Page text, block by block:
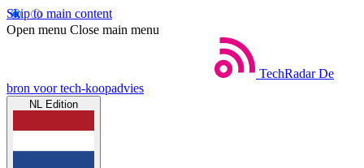
Skip to main content
Open menu Close main menu
TechRadar De
bron voor tech-koopadvies
NL Edition